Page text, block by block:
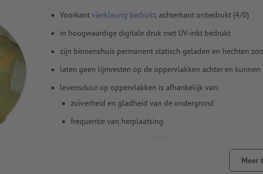
Voorkant vierkleurig bedrukt, achterkant onbedrukt (4/0)
in hoogwaardige digitale druk met UV-inkt bedrukt
zijn binnenshuis permanent statisch geladen en hechten
laten geen lijmresten op de oppervlakken achter en
levensduur op oppervlakken is afhankelijk van:
zuiverheid en gladheid van de ondergrond
frequentie van herplaatsing
Aanwijzing: Bij transparante stickers kan wit niet wordenMeer